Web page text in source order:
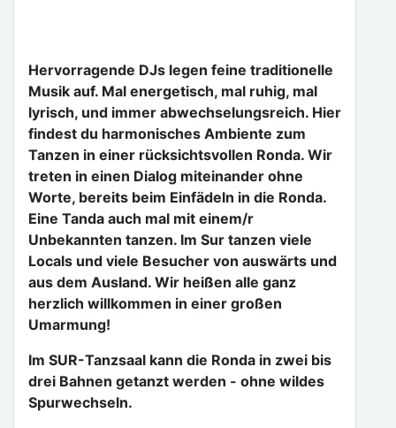
Hervorragende DJs legen feine traditionelle
Musik auf. Mal energetisch, mal ruhig, mal
lyrisch, und immer abwechselungsreich. Hier
findest du harmonisches Ambiente zum
Tanzen in einer rücksichtsvollen Ronda. Wir
treten in einen Dialog miteinander ohne
Worte, bereits beim Einfädeln in die Ronda.
Eine Tanda auch mal mit einem/r
Unbekannten tanzen. Im Sur tanzen viele
Locals und viele Besucher von auswärts und
aus dem Ausland. Wir heißen alle ganz
herzlich willkommen in einer großen
Umarmung!
Im SUR-Tanzsaal kann die Ronda in zwei bis
drei Bahnen getanzt werden - ohne wildes
Spurwechseln.